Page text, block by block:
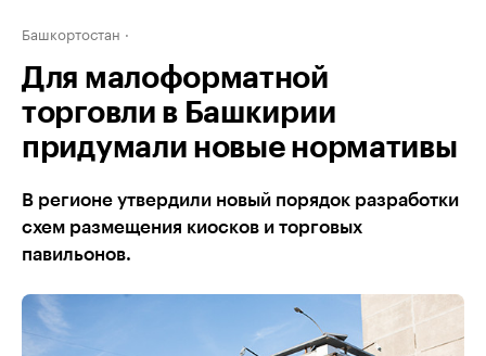
Башкортостан
Для малоформатной
торговли в Башкирии
придумали новые нормативы
В регионе утвердили новый порядок разработки
схем размещения киосков и торговых
павильонов.